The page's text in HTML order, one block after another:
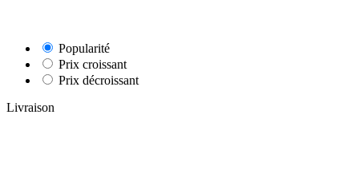
Popularité
Prix croissant
Prix décroissant
Livraison